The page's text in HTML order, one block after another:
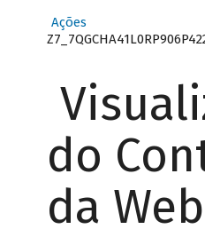
Ações
do
da Web